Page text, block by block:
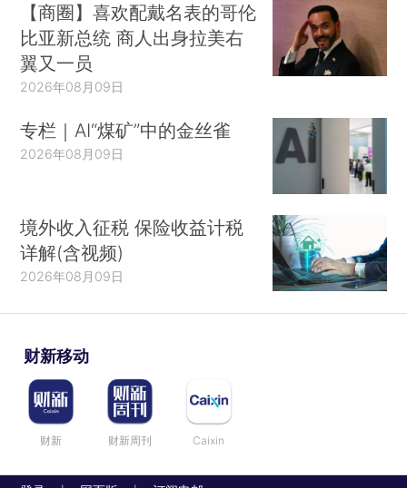
【商圈】喜欢配戴名表的哥伦
比亚新总统 商人出身拉美右
翼又一员
2026年08月09日
专栏｜AI“煤矿”中的金丝雀
2026年08月09日
境外收入征税 保险收益计税
详解(含视频)
2026年08月09日
财新移动
财新 财新周刊 Caixin